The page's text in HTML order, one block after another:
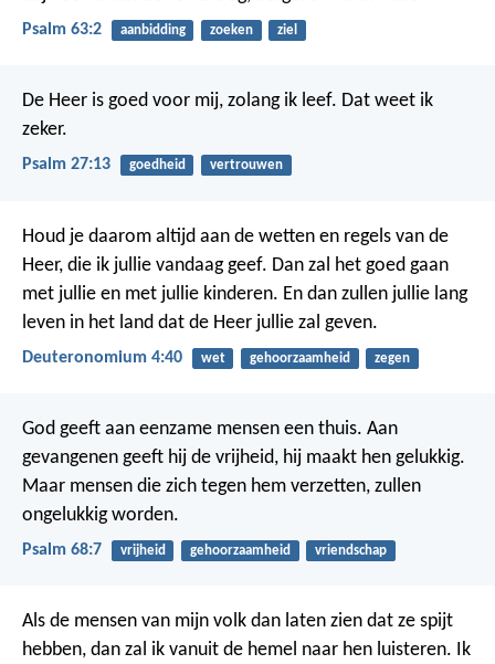
Psalm 63:2 aanbidding zoeken ziel
De Heer is goed voor mij, zolang ik leef. Dat weet ik
zeker.
Psalm 27:13 goedheid vertrouwen
Houd je daarom altijd aan de wetten en regels van de
Heer, die ik jullie vandaag geef. Dan zal het goed gaan
met jullie en met jullie kinderen. En dan zullen jullie lang
leven in het land dat de Heer jullie zal geven.
Deuteronomium 4:40 wet gehoorzaamheid zegen
God geeft aan eenzame mensen een thuis. Aan
gevangenen geeft hij de vrijheid, hij maakt hen gelukkig.
Maar mensen die zich tegen hem verzetten, zullen
ongelukkig worden.
Psalm 68:7 vrijheid gehoorzaamheid vriendschap
Als de mensen van mijn volk dan laten zien dat ze spijt
hebben, dan zal ik vanuit de hemel naar hen luisteren. Ik